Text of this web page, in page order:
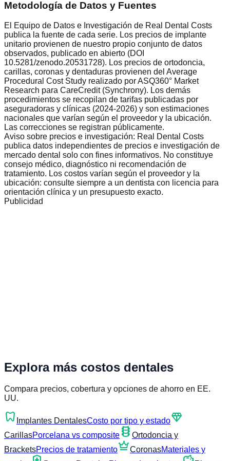
Metodología de Datos y Fuentes
El Equipo de Datos e Investigación de Real Dental Costs
publica la fuente de cada serie. Los precios de implante
unitario provienen de nuestro propio conjunto de datos
observados, publicado en abierto (DOI
10.5281/zenodo.20531728). Los precios de ortodoncia,
carillas, coronas y dentaduras provienen del Average
Procedural Cost Study realizado por ASQ360° Market
Research para CareCredit (Synchrony). Los demás
procedimientos se recopilan de tarifas publicadas por
aseguradoras y clínicas (2024-2026) y son estimaciones
nacionales que varían según el proveedor y la ubicación.
Las correcciones se registran públicamente.
Aviso sobre precios e investigación: Real Dental Costs
publica datos independientes de precios e investigación de
mercado dental solo con fines informativos. No constituye
consejo médico, diagnóstico ni recomendación de
tratamiento. Los costos varían según el proveedor y la
ubicación: consulte siempre a un dentista con licencia para
orientación clínica y un presupuesto exacto.
Publicidad
Explora más costos dentales
Compara precios, cobertura y opciones de ahorro en EE.
UU.
dentistry Implantes DentalesCosto por tipo y estadodiamond
CarillasPorcelana vs composite orthopedics Ortodoncia y
BracketsPrecios de tratamientocrownCoronasMateriales y